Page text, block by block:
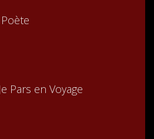
Pars en Voyage